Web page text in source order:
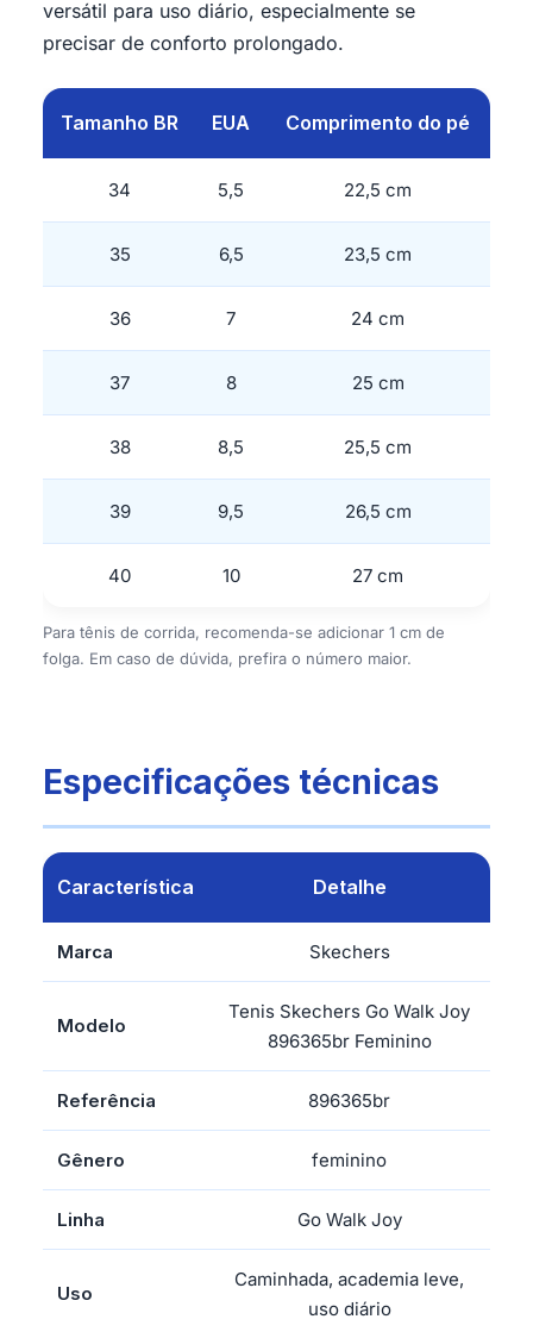
versátil para uso diário, especialmente se
precisar de conforto prolongado.
Tamanho BR EUA Comprimento do pé
34 5,5 22,5 cm
35 6,5 23,5 cm
36 7 24 cm
37 8 25 cm
38 8,5 25,5 cm
39 9,5 26,5 cm
40 10 27 cm
Para tênis de corrida, recomenda-se adicionar 1 cm de
folga. Em caso de dúvida, prefira o número maior.
Especificações técnicas
Característica Detalhe
Marca Skechers
Modelo
Tenis Skechers Go Walk Joy
896365br Feminino
Referência 896365br
Gênero feminino
Linha Go Walk Joy
Uso
Caminhada, academia leve,
uso diário